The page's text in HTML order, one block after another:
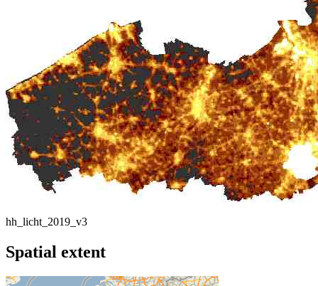
hh_licht_2019_v3
Spatial extent